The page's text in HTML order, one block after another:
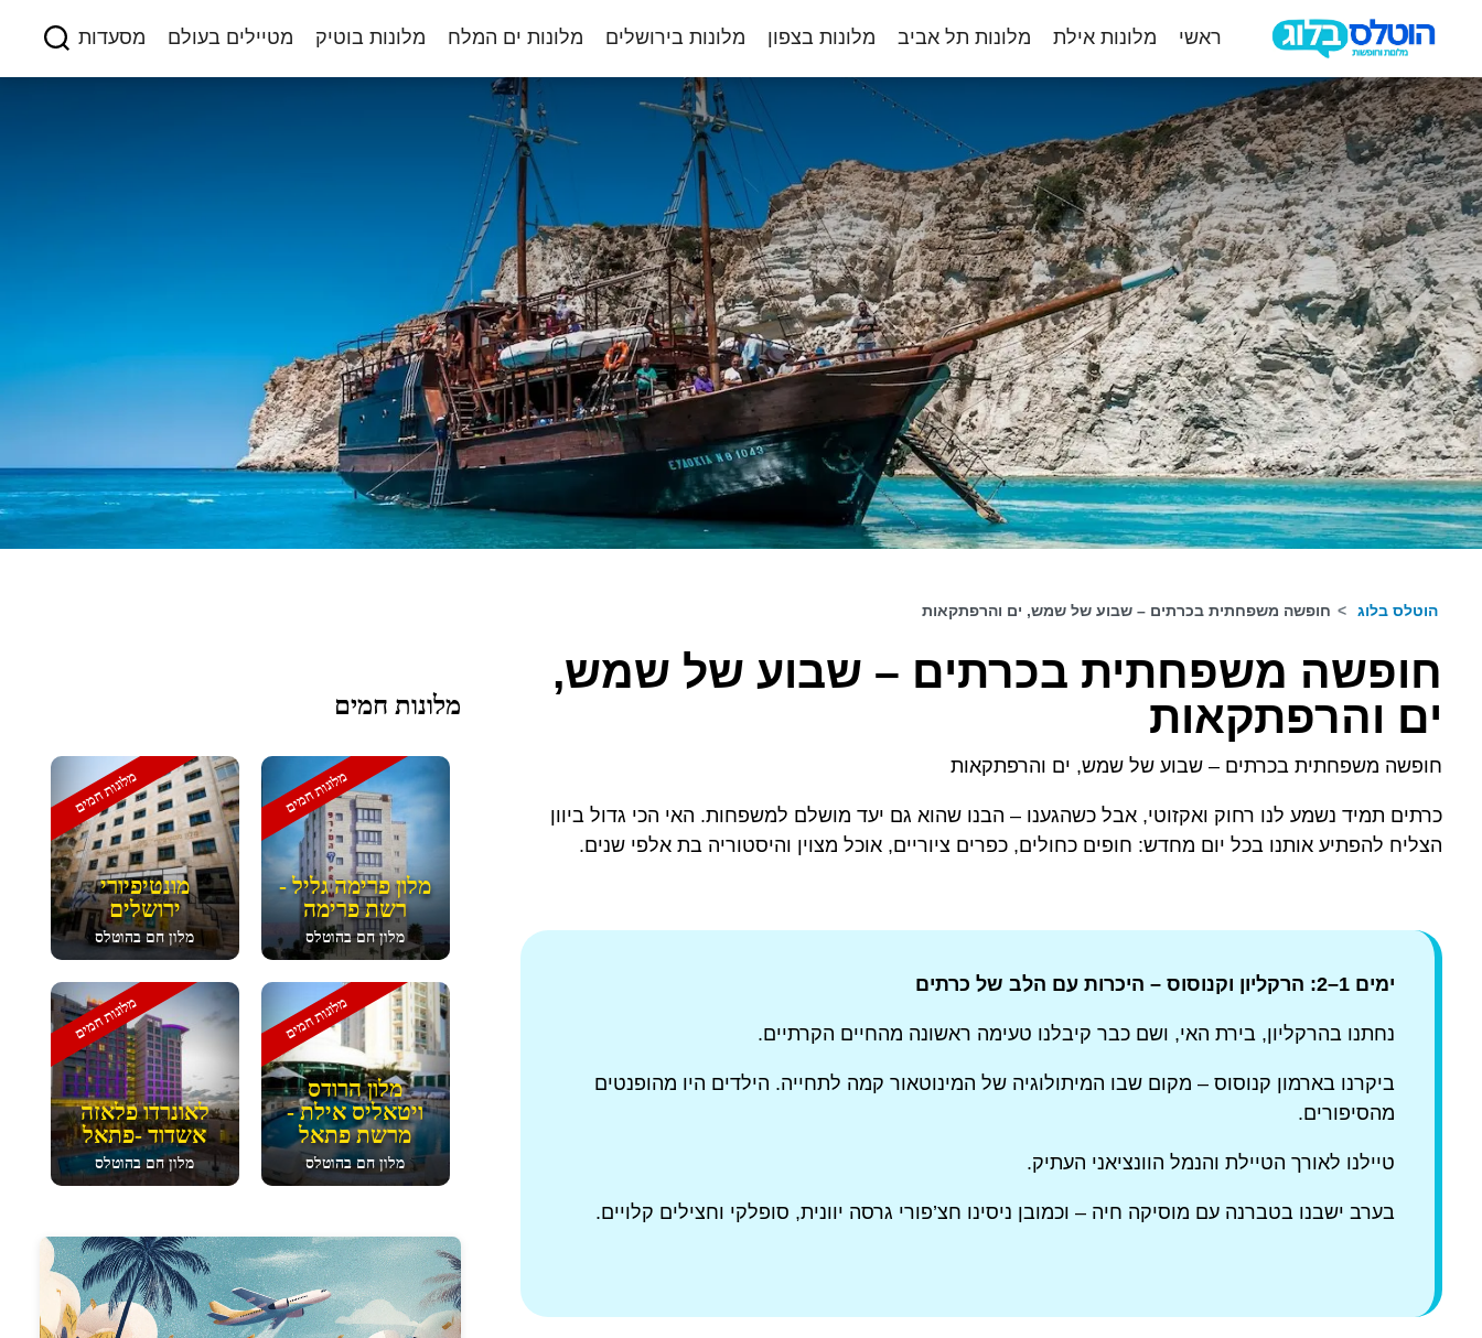
בלוג
ראשי מלונות אילת מלונות תל אביב מלונות בצפון מלונות בירושלים מלונות ים המלח מלונות בוטיק מטיילים בעולם מסעדות
הוטלס בלוג > חופשה משפחתית בכרתים – שבוע של שמש, ים והרפתקאות
מלונות חמים
מלונות חמים
מונטיפיורי
ירושלים
מלון חם בהוטלס
מלונות חמים
מלון פרימה גליל -
רשת פרימה
מלון חם בהוטלס
מלונות חמים
לאונרדו פלאזה
אשדוד -פתאל
מלון חם בהוטלס
מלונות חמים
מלון הרודס
ויטאליס אילת -
מרשת פתאל
מלון חם בהוטלס
חופשה משפחתית בכרתים – שבוע של שמש,
ים והרפתקאות
חופשה משפחתית בכרתים – שבוע של שמש, ים והרפתקאות
כרתים תמיד נשמע לנו רחוק ואקזוטי, אבל כשהגענו – הבנו שהוא גם יעד מושלם למשפחות. האי הכי גדול ביוון
הצליח להפתיע אותנו בכל יום מחדש: חופים כחולים, כפרים ציוריים, אוכל מצוין והיסטוריה בת אלפי שנים.
ימים 1–2: הרקליון וקנוסוס – היכרות עם הלב של כרתים
נחתנו בהרקליון, בירת האי, ושם כבר קיבלנו טעימה ראשונה מהחיים הקרתיים.
ביקרנו בארמון קנוסוס – מקום שבו המיתולוגיה של המינוטאור קמה לתחייה. הילדים היו מהופנטים
מהסיפורים.
טיילנו לאורך הטיילת והנמל הוונציאני העתיק.
בערב ישבנו בטברנה עם מוסיקה חיה – וכמובן ניסינו חצ’פורי גרסה יוונית, סופלקי וחצילים קלויים.